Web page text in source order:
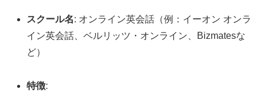
スクール名: オンライン英会話（例：イーオン オンラ
イン英会話、ベルリッツ・オンライン、Bizmatesな
ど）
特徴: